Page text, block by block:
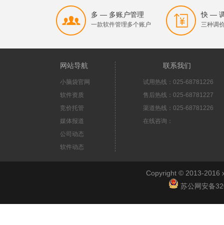
多 — 多账户管理
一款软件管理多个账户
快 —
三种调
网站导航
小脑袋官网
软件资质
竞价托管
媒体报道
公司动态
软件动态
联系我们
试用热线：025-68781226
售后热线：025-68781227
渠道热线：025-68781226
在线咨询：
Copyright © 2013-2016
苏公网安备